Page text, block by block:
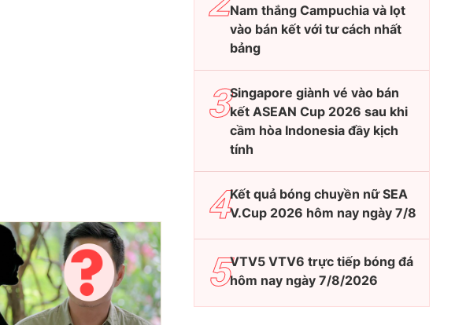
Nam thắng Campuchia và lọt
vào bán kết với tư cách nhất
bảng
Singapore giành vé vào bán
kết ASEAN Cup 2026 sau khi
cầm hòa Indonesia đầy kịch
tính
Kết quả bóng chuyền nữ SEA
V.Cup 2026 hôm nay ngày 7/8
VTV5 VTV6 trực tiếp bóng đá
hôm nay ngày 7/8/2026